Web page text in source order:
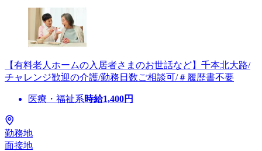
【有料老人ホームの入居者さまのお世話など】千本北大路/
チャレンジ歓迎の介護/勤務日数ご相談可/＃履歴書不要
医療・福祉系時給1,400円
勤務地
面接地